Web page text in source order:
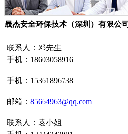
晟杰安全环保技术（深圳）有限公司
联系人：邓先生
手机：18603058916
手机：15361896738
邮箱： 85664963@qq.com
联系人：袁小姐